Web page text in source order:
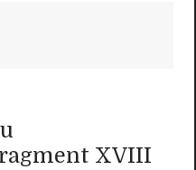
XVIII